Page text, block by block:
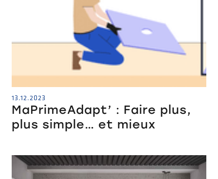
13.12.2023
MaPrimeAdapt’ : Faire plus,
plus simple… et mieux